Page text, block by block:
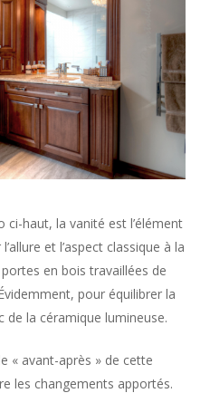
haut, la vanité est l’élément
et l’aspect classique à la
en bois travaillées de
pour équilibrer la
de la céramique lumineuse.
« avant-après » de cette
les changements apportés.